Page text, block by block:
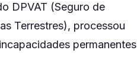
DPVAT (Seguro de
Terrestres), processou
permanentes